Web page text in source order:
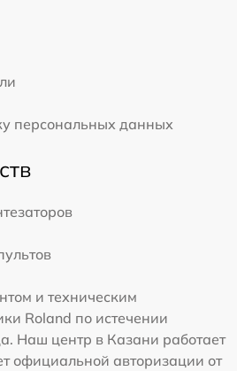
персональных данных
и техническим
Roland по истечении
Наш центр в Казани работает
официальной авторизации от